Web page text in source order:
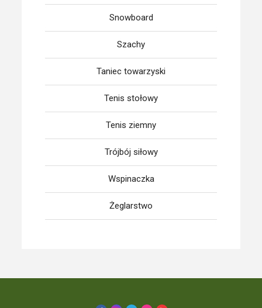
Snowboard
Szachy
Taniec towarzyski
Tenis stołowy
Tenis ziemny
Trójbój siłowy
Wspinaczka
Żeglarstwo